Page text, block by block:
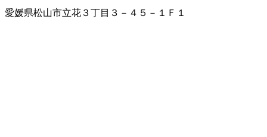
愛媛県松山市立花３丁目３－４５－１Ｆ１